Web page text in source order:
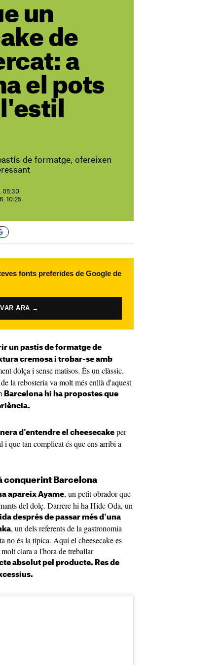
un
de
a
el pots
de formatge, ofereixen
05:30
10:25
fonts preferides de Google de
ARA →
un pastís de formatge de
cremosa i trobar-se amb
dolça i sense matisos. És un clàssic.
la rebosteria va molt més enllà d'aquest
Barcelona hi ha propostes que
d'entendre el cheesecake per
que tan complicat és que ens arribi a
conquerint Barcelona
apareix Ayame, un petit obrador que
del dolç. Darrere hi ha Hide Oda, un
després de passar més d'una
, un dels referents de la gastronomia
no és la típica. Aquí el cheesecake es
clara a l'hora de treballar
absolut pel producte. Res de